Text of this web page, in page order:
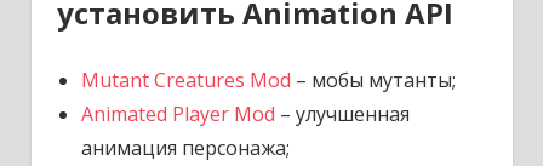
установить Animation API
Mutant Creatures Mod – мобы мутанты;
Animated Player Mod – улучшенная
анимация персонажа;